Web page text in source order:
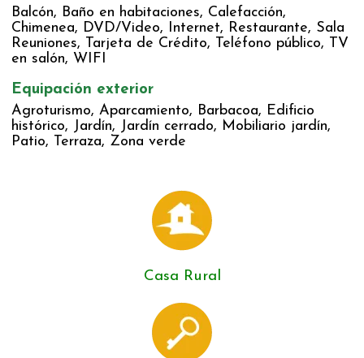
Balcón, Baño en habitaciones, Calefacción,
Chimenea, DVD/Video, Internet, Restaurante, Sala
Reuniones, Tarjeta de Crédito, Teléfono público, TV
en salón, WIFI
Equipación exterior
Agroturismo, Aparcamiento, Barbacoa, Edificio
histórico, Jardín, Jardín cerrado, Mobiliario jardín,
Patio, Terraza, Zona verde
Casa Rural